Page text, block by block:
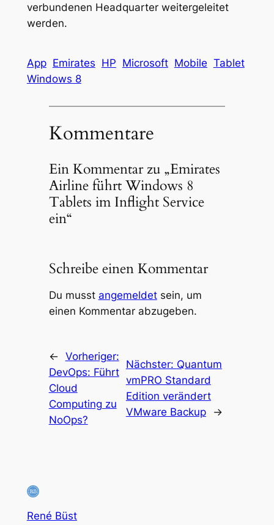
verbundenen Headquarter weitergeleitet
werden.
App Emirates HP Microsoft Mobile Tablet
Windows 8
Kommentare
Ein Kommentar zu „Emirates
Airline führt Windows 8
Tablets im Inflight Service
ein“
Schreibe einen Kommentar
Du musst angemeldetsein, um
einen Kommentar abzugeben.
← Vorheriger:
DevOps: Führt
Cloud
Computing zu
NoOps?
Nächster: Quantum
vmPRO Standard
Edition verändert
VMware Backup
→
René Büst